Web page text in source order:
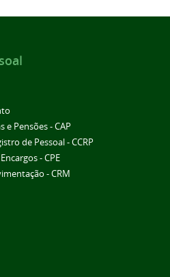
Pensões - CAP
de Pessoal - CCRP
- CPE
- CRM